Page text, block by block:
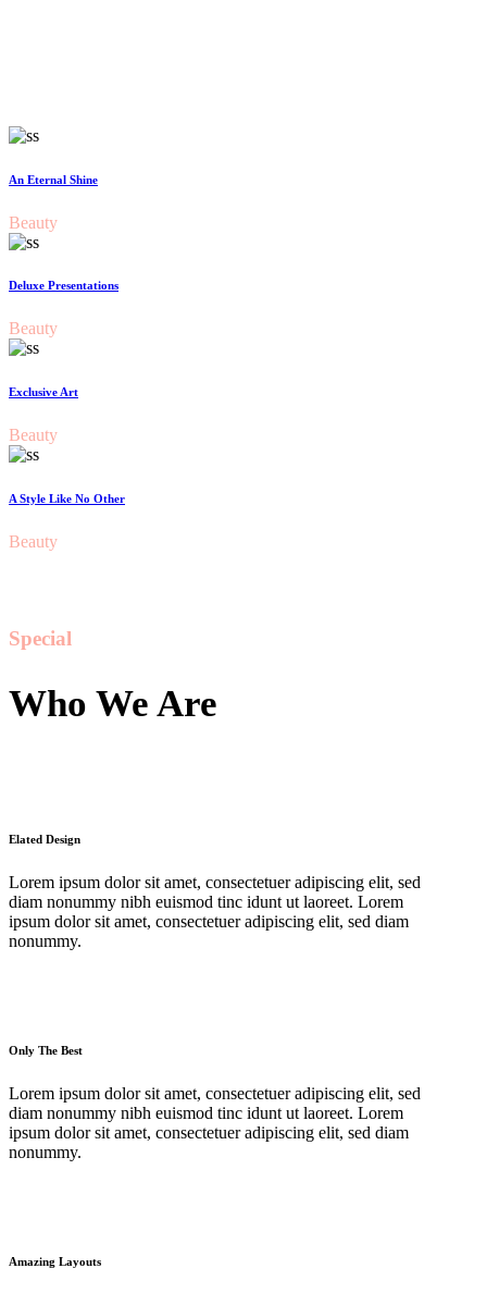
An Eternal Shine
Beauty
Deluxe Presentations
Beauty
Exclusive Art
Beauty
A Style Like No Other
Beauty
Special
Who We Are
Elated Design
Lorem ipsum dolor sit amet, consectetuer adipiscing elit, sed
diam nonummy nibh euismod tinc idunt ut laoreet. Lorem
ipsum dolor sit amet, consectetuer adipiscing elit, sed diam
nonummy.
Only The Best
Lorem ipsum dolor sit amet, consectetuer adipiscing elit, sed
diam nonummy nibh euismod tinc idunt ut laoreet. Lorem
ipsum dolor sit amet, consectetuer adipiscing elit, sed diam
nonummy.
Amazing Layouts